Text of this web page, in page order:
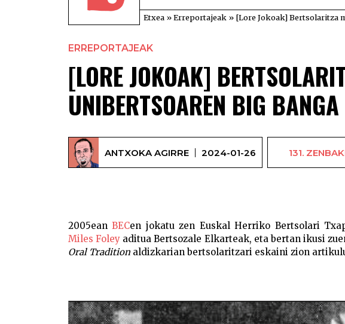
Etxea »Erreportajeak » [Lore Jokoak] Bertsolaritza
ERREPORTAJEAK
[LORE JOKOAK]
UNIBERTSOAREN BIG BANGA
ANTXOKA AGIRRE 2024-01-26 131.
2005eanBECen jokatu zen Euskal Herriko Bertsolari
Miles Foley aditua Bertsozale Elkarteak, eta bertan ikusi
Oral Tradition aldizkarian bertsolaritzari eskaini zion